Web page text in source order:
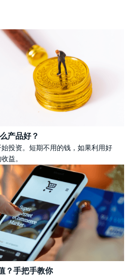
产品好？
投资。短期不用的钱，如果利用好
益。
？手把手教你